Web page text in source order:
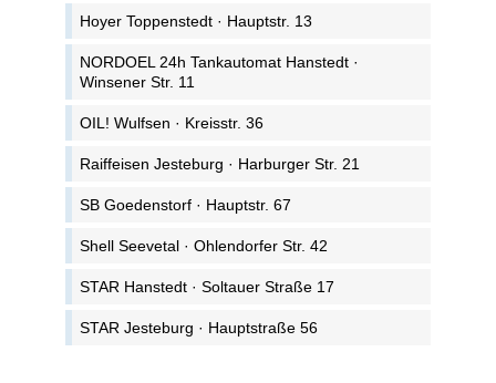
Hoyer Toppenstedt · Hauptstr. 13
NORDOEL 24h Tankautomat Hanstedt ·
Winsener Str. 11
OIL! Wulfsen · Kreisstr. 36
Raiffeisen Jesteburg · Harburger Str. 21
SB Goedenstorf · Hauptstr. 67
Shell Seevetal · Ohlendorfer Str. 42
STAR Hanstedt · Soltauer Straße 17
STAR Jesteburg · Hauptstraße 56